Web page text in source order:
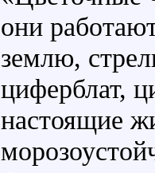
они
землю,
циферблат,
настоящие